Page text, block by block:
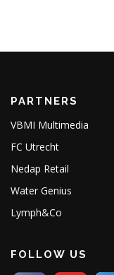
PARTNERS
VBMI Multimedia
FC Utrecht
Nedap Retail
Water Genius
Lymph&Co
FOLLOW US